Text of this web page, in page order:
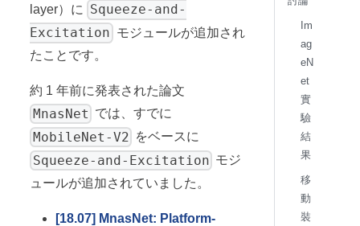
layer）に
Squeeze-and-
Excitation モジュールが追加され
たことです。
約 1 年前に発表された論文
MnasNet では、すでに
MobileNet-V2 をベースに
Squeeze-and-Excitation モジ
ュールが追加されていました。
[18.07] MnasNet: Platform-
Im
ag
eN
et
實
驗
結
果
移
動
裝